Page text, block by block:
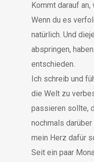
Kommt darauf an,
Wenn du es
natürlich. Und
abspringen,
entschieden.
Ich schreib und
die Welt zu
passieren sollte,
nochmals
mein Herz dafür
Seit ein paar